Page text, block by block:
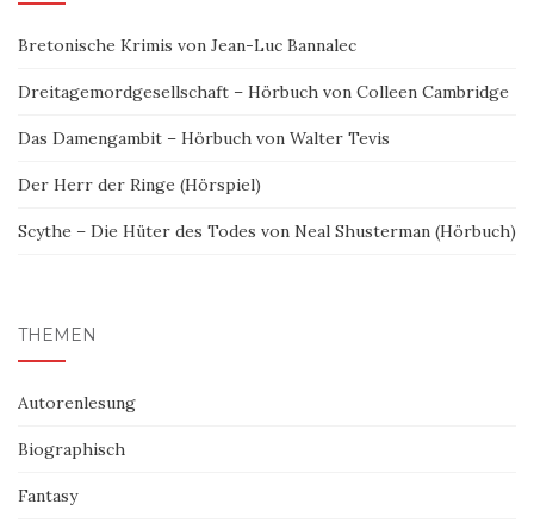
Bretonische Krimis von Jean-Luc Bannalec
Dreitagemordgesellschaft – Hörbuch von Colleen Cambridge
Das Damengambit – Hörbuch von Walter Tevis
Der Herr der Ringe (Hörspiel)
Scythe – Die Hüter des Todes von Neal Shusterman (Hörbuch)
THEMEN
Autorenlesung
Biographisch
Fantasy